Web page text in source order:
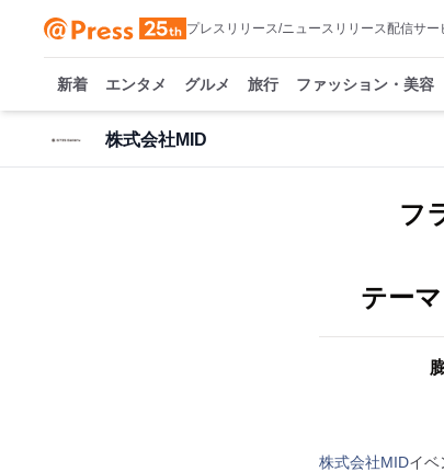
プレスリリース/ニュースリリース配信サ
新着 エンタメ グルメ 旅行 ファッション・美容
株式会社MID
フ
テー
株式会社MIDイベ